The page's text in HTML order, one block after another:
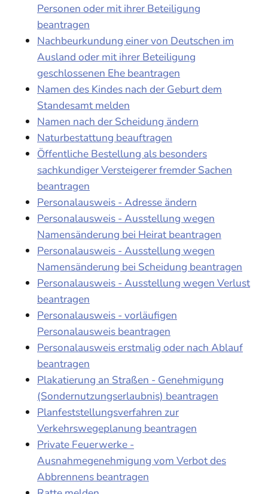
Personen oder mit ihrer Beteiligung
beantragen
Nachbeurkundung einer von Deutschen im
Ausland oder mit ihrer Beteiligung
geschlossenen Ehe beantragen
Namen des Kindes nach der Geburt dem
Standesamt melden
Namen nach der Scheidung ändern
Naturbestattung beauftragen
Öffentliche Bestellung als besonders
sachkundiger Versteigerer fremder Sachen
beantragen
Personalausweis - Adresse ändern
Personalausweis - Ausstellung wegen
Namensänderung bei Heirat beantragen
Personalausweis - Ausstellung wegen
Namensänderung bei Scheidung beantragen
Personalausweis - Ausstellung wegen Verlust
beantragen
Personalausweis - vorläufigen
Personalausweis beantragen
Personalausweis erstmalig oder nach Ablauf
beantragen
Plakatierung an Straßen - Genehmigung
(Sondernutzungserlaubnis) beantragen
Planfeststellungsverfahren zur
Verkehrswegeplanung beantragen
Private Feuerwerke -
Ausnahmegenehmigung vom Verbot des
Abbrennens beantragen